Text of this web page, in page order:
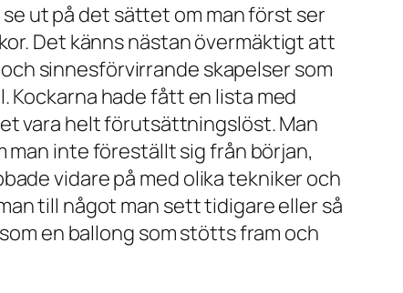
ut på det sättet om man först ser
Det känns nästan övermäktigt att
sinnesförvirrande skapelser som
Kockarna hade fått en lista med
vara helt förutsättningslöst. Man
man inte föreställt sig från början,
vidare på med olika tekniker och
till något man sett tidigare eller så
en ballong som stötts fram och